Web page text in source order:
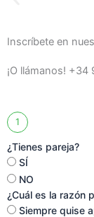
Inscríbete en
¡O llámanos!
1
¿Tienes pareja?
SÍ
NO
¿Cuál es la razón
Siempre quise